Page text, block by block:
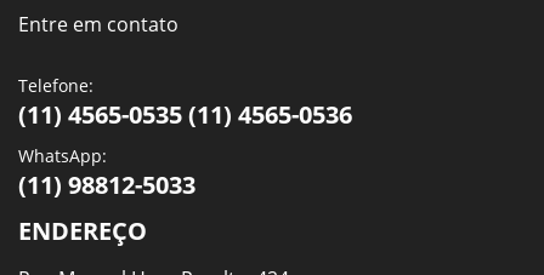
Entre em contato
Telefone:
(11) 4565-0535 (11) 4565-0536
WhatsApp:
(11) 98812-5033
ENDEREÇO